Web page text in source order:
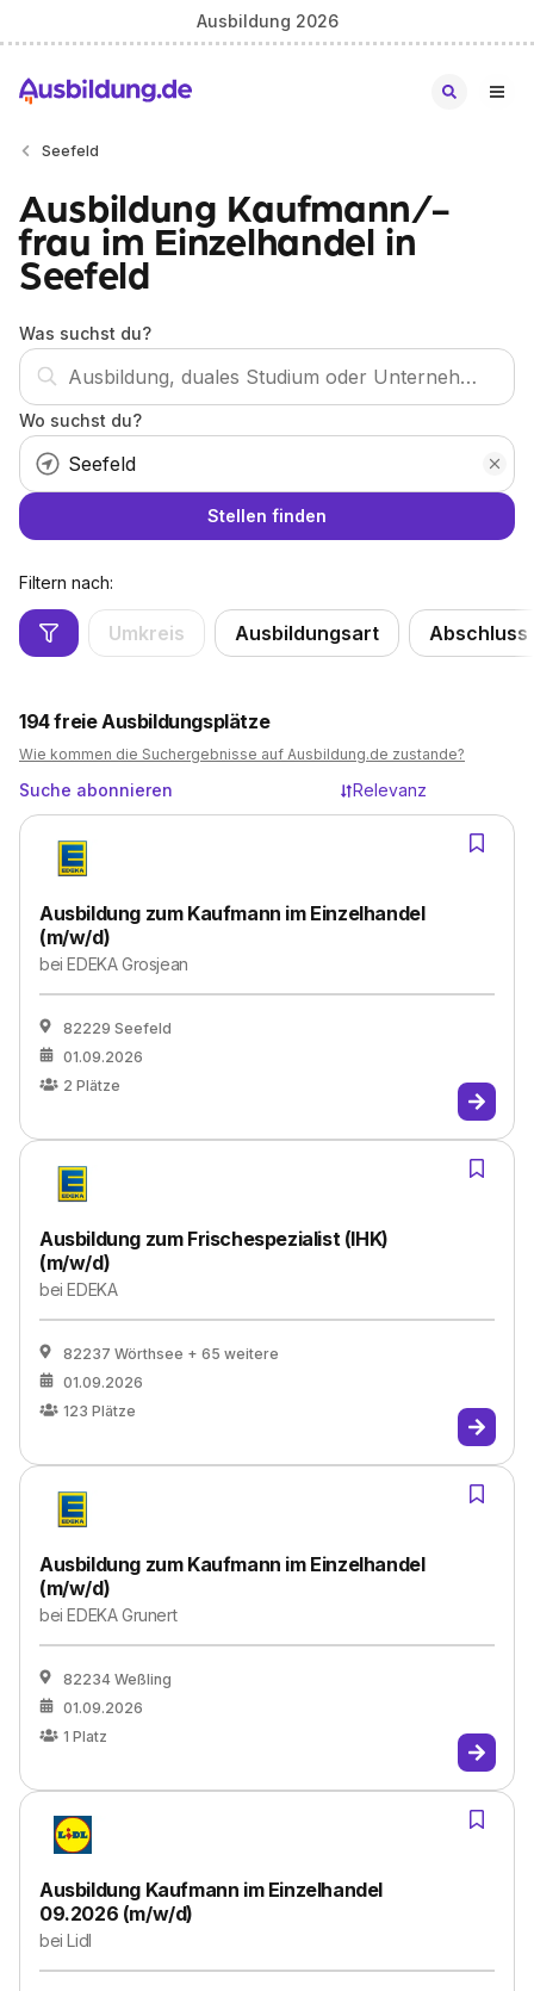
Ausbildung 2026
Seefeld
Ausbildung Kaufmann/-
frau im Einzelhandel in
Seefeld
Was suchst du?
Wo suchst du?
Stellen finden
Filtern nach:
Umkreis Ausbildungsart Abschluss
194freie Ausbildungsplätze
Wie kommen die Suchergebnisse auf Ausbildung.de zustande?
Suche abonnieren Relevanz
Ausbildung zum Kaufmann im Einzelhandel
(m/w/d)
beiEDEKA Grosjean
82229 Seefeld
01.09.2026
2 Plätze
Ausbildung zum Frischespezialist (IHK)
(m/w/d)
beiEDEKA
82237 Wörthsee + 65 weitere
01.09.2026
123 Plätze
Ausbildung zum Kaufmann im Einzelhandel
(m/w/d)
beiEDEKA Grunert
82234 Weßling
01.09.2026
1 Platz
Ausbildung Kaufmann im Einzelhandel
09.2026 (m/w/d)
beiLidl